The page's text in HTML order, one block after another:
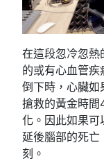
在這段忽冷忽熱
的或有心血管
倒下時，心臟如
搶救的黃金時
化。因此如果可
延後腦部的死亡
刻。